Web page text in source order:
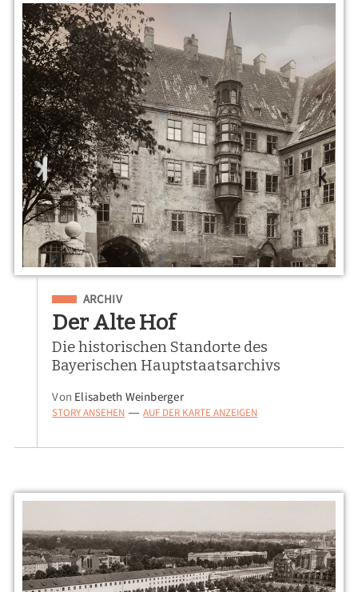
Eingeordnet unter
ARCHIV
Der Alte Hof
Die historischen Standorte des
Bayerischen Hauptstaatsarchivs
Von Elisabeth Weinberger
STORY ANSEHEN — AUF DER KARTE ANZEIGEN